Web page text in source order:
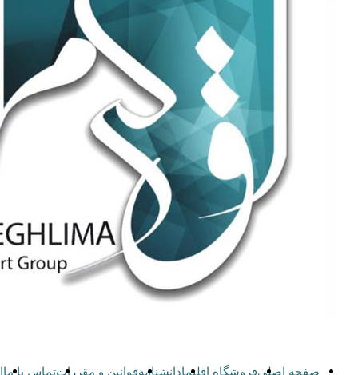
صفحه اصلیفروشگاه اقلیمادانشنامهقوانین و مقرراتتماس با ما